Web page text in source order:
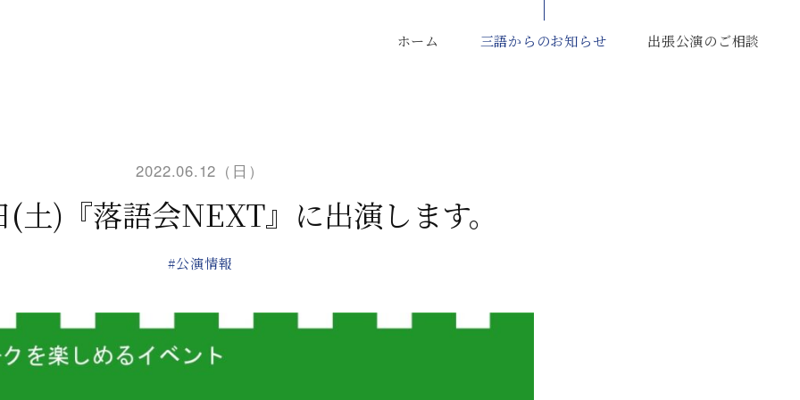
ホーム 三語からのお知らせ 出張公演のご相談
2022.06.12（日）
土)『落語会NEXT』に出演します。
#公演情報